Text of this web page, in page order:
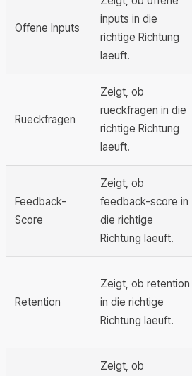
Offene Inputs
inputs in die
richtige Richtung
laeuft.
Rueckfragen
Zeigt, ob
rueckfragen in die
richtige Richtung
laeuft.
Feedback-
Score
Zeigt, ob
feedback-score in
die richtige
Richtung laeuft.
Retention
Zeigt, ob retention
in die richtige
Richtung laeuft.
Zeigt, ob